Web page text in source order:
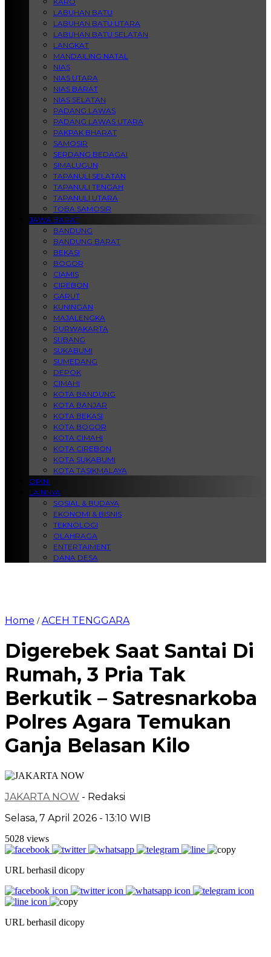
LABUHAN BATU
LABUHAN BATU UTARA
LABUHAN BATU SELATAN
LANGKAT
MANDAILING NATAL
NIAS
NIAS UTARA
NIAS BARAT
NIAS SELATAN
PADANG LAWAS
PADANG LAWAS UTARA
PAKPAK BHARAT
SAMOSIR
SERDANG BEDAGAI
SIMALUGUN
TAPANULI SELATAN
TAPANULI TENGAH
TAPANULI UTARA
TOBA SAMOSIR
JAWA BARAT
BANDUNG
BANDUNG BARAT
BEKASI
BOGOR
CIAMIS
CIREBON
GARUT
KUNINGAN
MAJALENGKA
PURWAKARTA
SUBANG
SUKABUMI
SUMEDANG
DEPOK
CIMAHI
KOTA BANDUNG
KOTA BANJAR
KOTA BEKASI
KOTA BOGOR
KOTA CIMAHI
KOTA CIREBON
KOTA SUKABUMI
KOTA TASIKMALAYA
OPINI
LAINNYA
SOSIAL & BUDAYA
EKONOMI & BISNIS
TEKNOLOGI
OLAHRAGA
ENTERTAIMENT
DANA DESA
Home /ACEH TENGGARA
Digerebek Saat Santai Di
Rumah, 3 Pria Tak
Berkutik – Satresnarkoba
Polres Agara Temukan
Ganja Belasan Kilo
JAKARTA NOW - Redaksi
Selasa, 7 April 2026 - 13:10 WIB
5028 views
URL berhasil dicopy
URL berhasil dicopy